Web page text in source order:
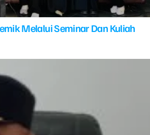
Melalui Seminar Dan Kuliah